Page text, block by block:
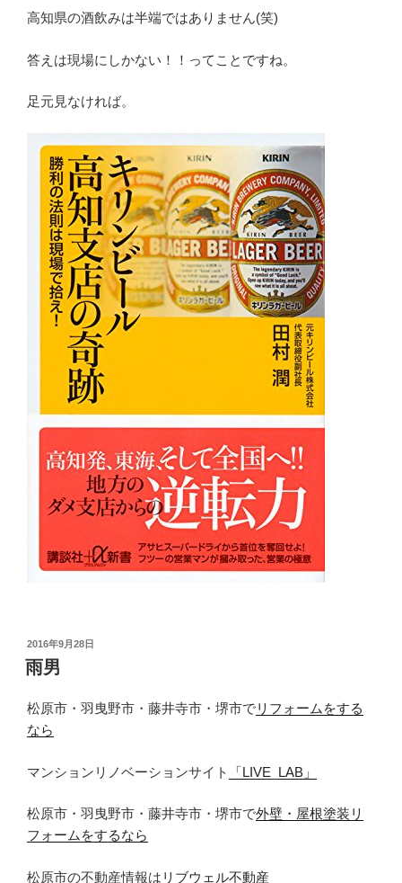
高知県の酒飲みは半端ではありません(笑)
答えは現場にしかない！！ってことですね。
足元見なければ。
投
稿
日:
2016年9月28日
雨男
松原市・羽曳野市・藤井寺市・堺市でリフォームをする
なら
マンションリノベーションサイト 「LIVE_LAB」
松原市・羽曳野市・藤井寺市・堺市で外壁・屋根塗装リ
フォームをするなら
松原市の不動産情報は リブウェル不動産